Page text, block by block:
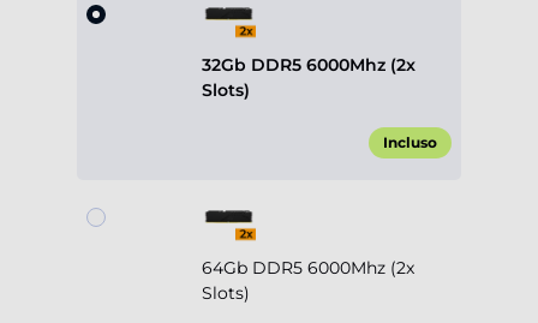
32Gb DDR5 6000Mhz (2x
Slots)
Incluso
64Gb DDR5 6000Mhz (2x
Slots)